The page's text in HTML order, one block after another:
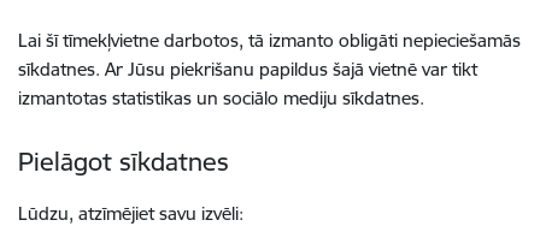
Lai šī tīmekļvietne darbotos, tā izmanto obligāti nepieciešamās
sīkdatnes. Ar Jūsu piekrišanu papildus šajā vietnē var tikt
izmantotas statistikas un sociālo mediju sīkdatnes.
Pielāgot sīkdatnes
Lūdzu, atzīmējiet savu izvēli: